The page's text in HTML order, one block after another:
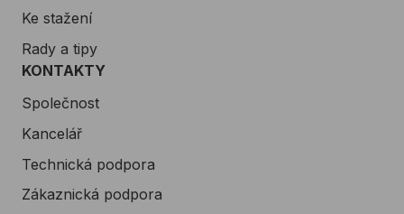
Ke stažení
Rady a tipy
KONTAKTY
Společnost
Kancelář
Technická podpora
Zákaznická podpora